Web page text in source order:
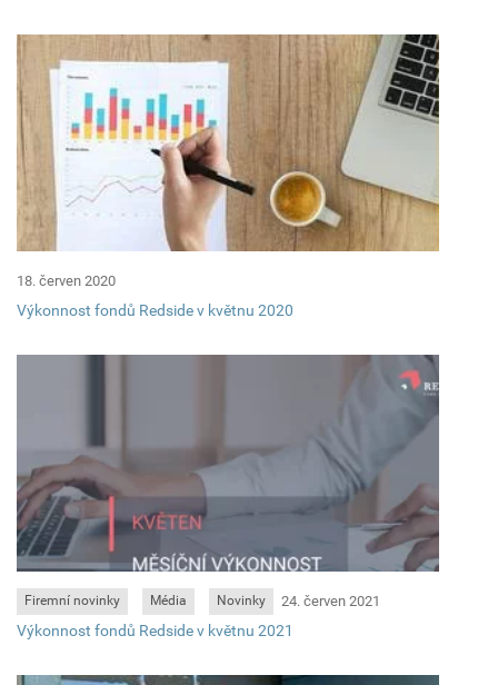
18. červen 2020
Výkonnost fondů Redside v květnu 2020
Firemní novinky Média Novinky 24. červen 2021
Výkonnost fondů Redside v květnu 2021